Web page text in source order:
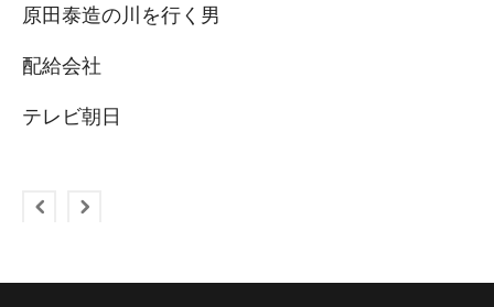
原田泰造の川を行く男
配給会社
テレビ朝日